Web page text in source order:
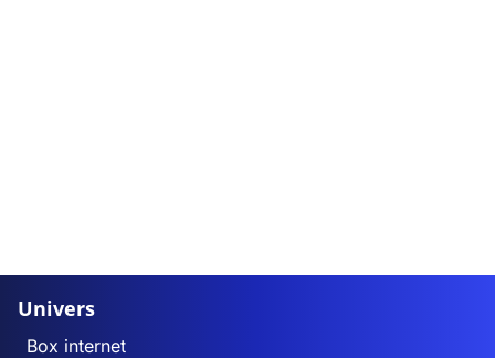
Univers
Box internet